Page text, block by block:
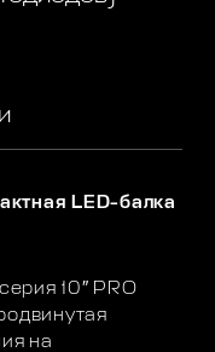
LED-балка
10″ PRO
на